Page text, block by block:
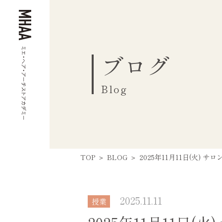
ブログ
Blog
TOP BLOG 2025年11月11日(火) サロ
授業 2025.11.11